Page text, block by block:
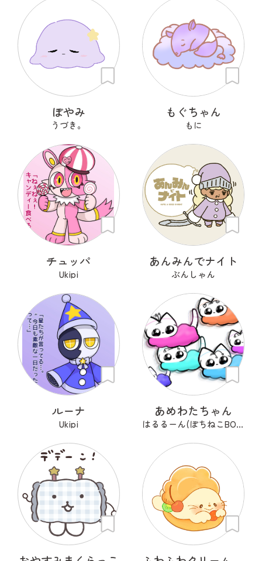
ぽやみ
うづき。
もぐちゃん
もに
チュッパ
Ukipi
あんみんでナイト
ぶんしゃん
ルーナ
Ukipi
あめわたちゃん
はるるーん(ぽちねこBOOKS)